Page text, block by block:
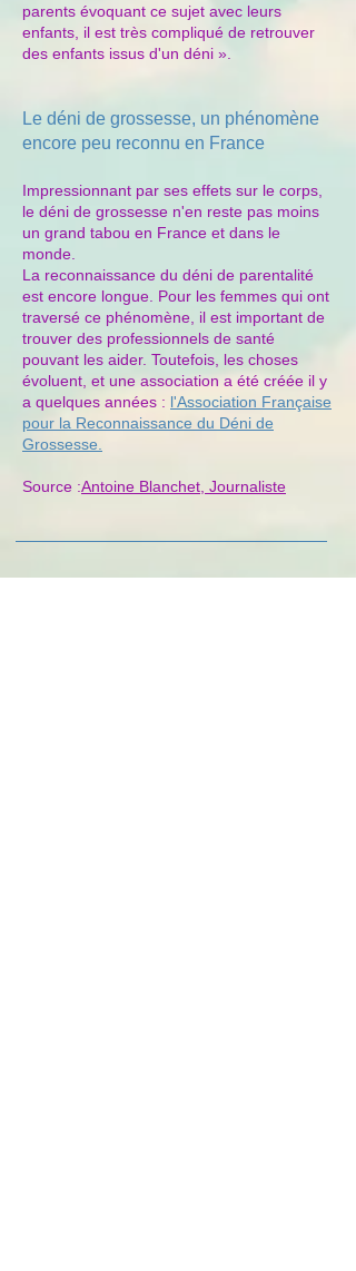
parents évoquant ce sujet avec leurs
enfants, il est très compliqué de retrouver
des enfants issus d'un déni ».
Le déni de grossesse, un phénomène
encore peu reconnu en France
Impressionnant par ses effets sur le corps,
le déni de grossesse n'en reste pas moins
un grand tabou en France et dans le
monde.
La reconnaissance du déni de parentalité
est encore longue. Pour les femmes qui ont
traversé ce phénomène, il est important de
trouver des professionnels de santé
pouvant les aider. Toutefois, les choses
évoluent, et une association a été créée il y
a quelques années : l'Association Française
pour la Reconnaissance du Déni de
Grossesse.
Source :Antoine Blanchet, Journaliste